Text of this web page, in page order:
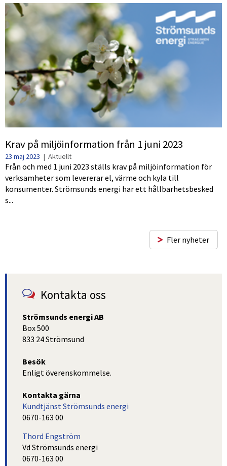
Krav på miljöinformation från 1 juni 2023
23 maj 2023 | Aktuellt
Från och med 1 juni 2023 ställs krav på miljöinformation för
verksamheter som levererar el, värme och kyla till
konsumenter. Strömsunds energi har ett hållbarhetsbesked
s...
Fler nyheter
Kontakta oss
Strömsunds energi AB
Box 500
833 24 Strömsund
Besök
Enligt överenskommelse.
Kontakta gärna
Kundtjänst Strömsunds energi
0670-163 00
Thord Engström
Vd Strömsunds energi
0670-163 00